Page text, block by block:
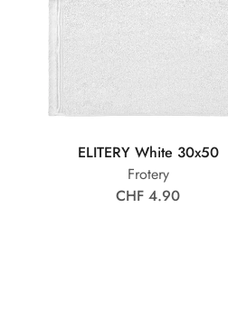
ELITERY White 30x50
Frotery
CHF 4.90